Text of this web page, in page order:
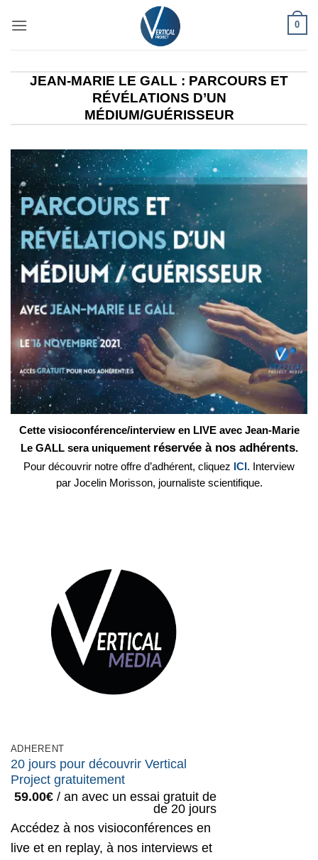
0
JEAN-MARIE LE GALL : PARCOURS ET
RÉVÉLATIONS D’UN
MÉDIUM/GUÉRISSEUR
Cette visioconférence/interview en LIVE avec Jean-Marie
Le GALL sera uniquement réservée à nos adhérents.
Pour découvrir notre offre d’adhérent, cliquez ICI. Interview
par Jocelin Morisson, journaliste scientifique.
ADHERENT
20 jours pour découvrir Vertical
Project gratuitement
59.00€ / an avec un essai gratuit de
de 20 jours
Accédez à nos visioconférences en
live et en replay, à nos interviews et